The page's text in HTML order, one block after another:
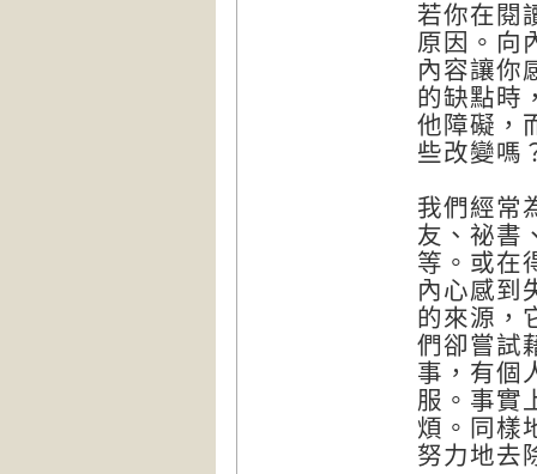
若你在閱
原因。向
內容讓你
的缺點時
他障礙，
些改變嗎
我們經常
友、祕書
等。或在
內心感到
的來源，
們卻嘗試
事，有個
服。事實
煩。同樣
努力地去